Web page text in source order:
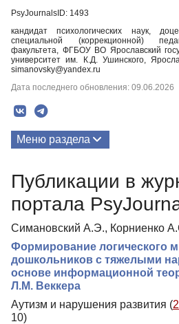
PsyJournalsID: 1493
кандидат психологических наук,
специальной (коррекционной)
факультета, ФГБОУ ВО Ярославский
университет им. К.Д. Ушинского,
simanovsky@yandex.ru
Дата последнего обновления: 09.06.2026
Меню раздела
Публикации в
портала
Симановский А.Э., Корниенко
Формирование логического
дошкольников с тяжелыми
основе информационной
Л.М. Веккера
Аутизм и нарушения развития (
10)